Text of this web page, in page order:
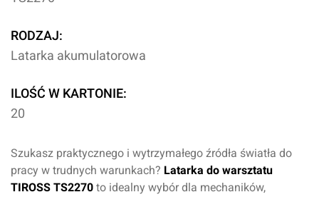
RODZAJ:
Latarka akumulatorowa
ILOŚĆ W KARTONIE:
20
Szukasz praktycznego i wytrzymałego źródła światła do
pracy w trudnych warunkach? Latarka do warsztatu
TIROSS TS2270 to idealny wybór dla mechaników,